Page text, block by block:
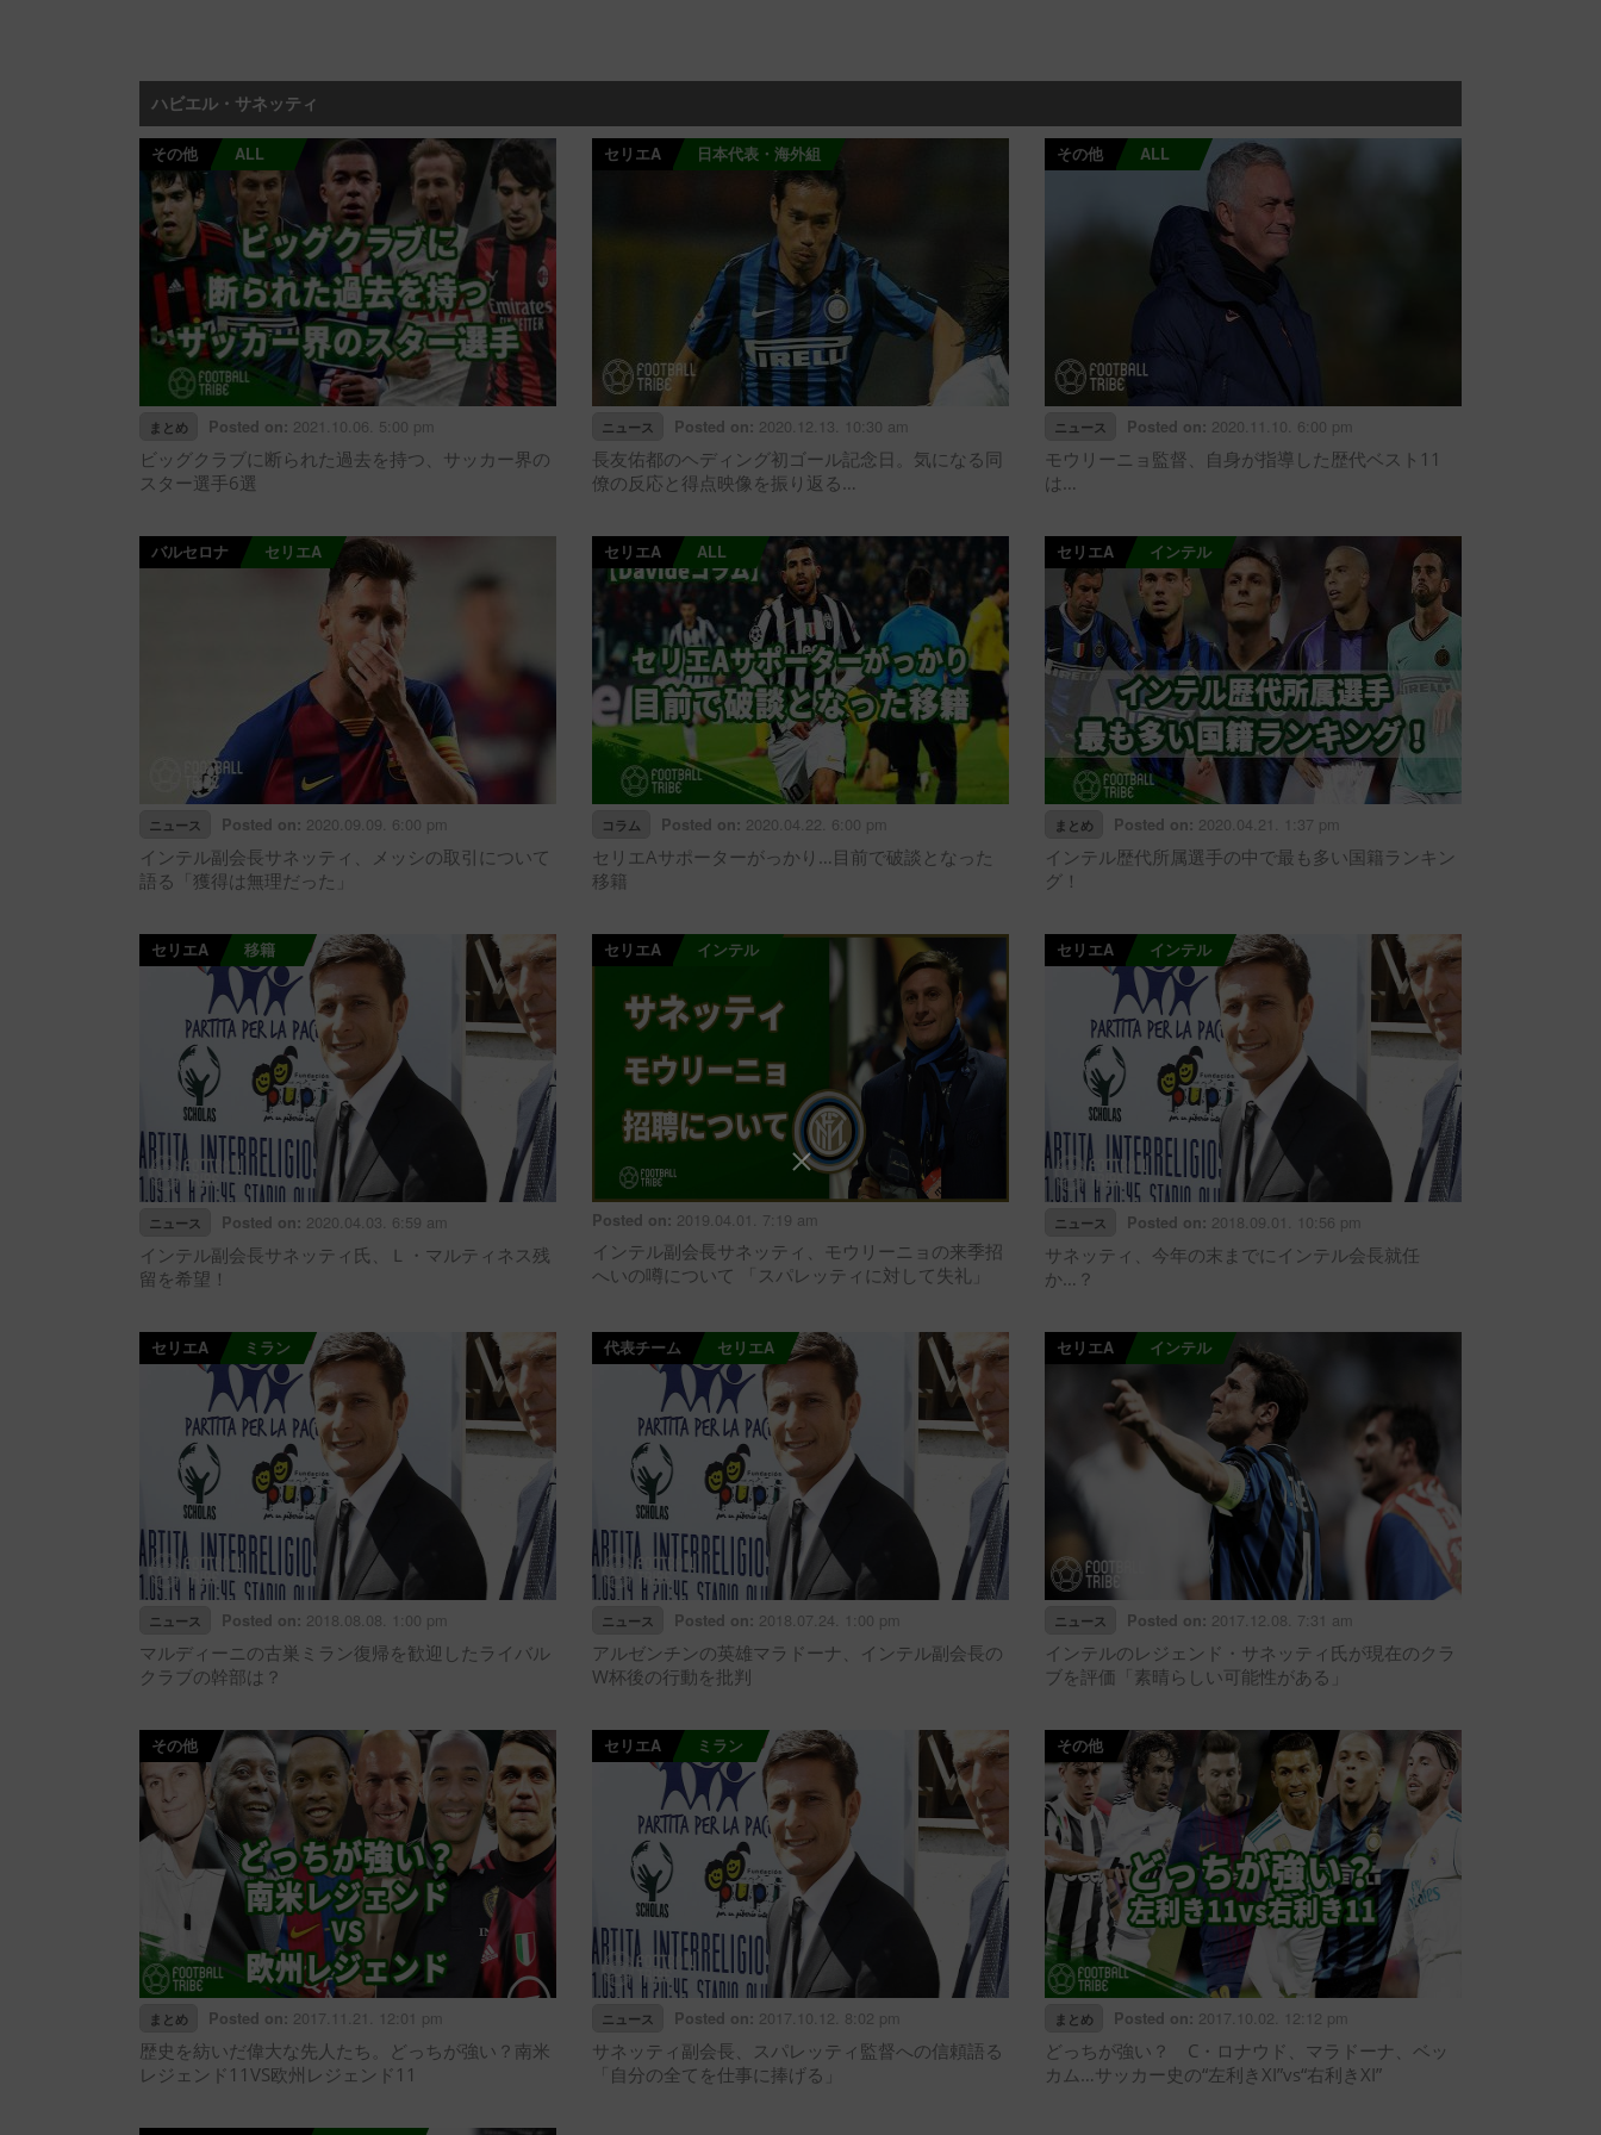
ハビエル・サネッティ
その他 ALL
まとめ Posted on: 2021.10.06. 5:00 pm
ビッグクラブに断られた過去を持つ、サッカー界の
スター選手6選
セリエA 日本代表・海外組
ニュース Posted on: 2020.12.13. 10:30 am
長友佑都のヘディング初ゴール記念日。気になる同
僚の反応と得点映像を振り返る…
その他 ALL
ニュース Posted on: 2020.11.10. 6:00 pm
モウリーニョ監督、自身が指導した歴代ベスト11
は…
バルセロナ セリエA
ニュース Posted on: 2020.09.09. 6:00 pm
インテル副会長サネッティ、メッシの取引について
語る「獲得は無理だった」
セリエA ALL
コラム Posted on: 2020.04.22. 6:00 pm
セリエAサポーターがっかり…目前で破談となった
移籍
セリエA インテル
まとめ Posted on: 2020.04.21. 1:37 pm
インテル歴代所属選手の中で最も多い国籍ランキン
グ！
セリエA 移籍
ニュース Posted on: 2020.04.03. 6:59 am
インテル副会長サネッティ氏、Ｌ・マルティネス残
留を希望！
セリエA インテル
Posted on: 2019.04.01. 7:19 am
インテル副会長サネッティ、モウリーニョの来季招
へいの噂について 「スパレッティに対して失礼」
セリエA インテル
ニュース Posted on: 2018.09.01. 10:56 pm
サネッティ、今年の末までにインテル会長就任
か…？
セリエA ミラン
ニュース Posted on: 2018.08.08. 1:00 pm
マルディーニの古巣ミラン復帰を歓迎したライバル
クラブの幹部は？
代表チーム セリエA
ニュース Posted on: 2018.07.24. 1:00 pm
アルゼンチンの英雄マラドーナ、インテル副会長の
W杯後の行動を批判
セリエA インテル
ニュース Posted on: 2017.12.08. 7:31 am
インテルのレジェンド・サネッティ氏が現在のクラ
ブを評価「素晴らしい可能性がある」
その他
まとめ Posted on: 2017.11.21. 12:01 pm
歴史を紡いだ偉大な先人たち。どっちが強い？南米
レジェンド11VS欧州レジェンド11
セリエA ミラン
ニュース Posted on: 2017.10.12. 8:02 pm
サネッティ副会長、スパレッティ監督への信頼語る
「自分の全てを仕事に捧げる」
その他
まとめ Posted on: 2017.10.02. 12:12 pm
どっちが強い？ C・ロナウド、マラドーナ、ベッ
カム…サッカー史の“左利きXI”vs“右利きXI”